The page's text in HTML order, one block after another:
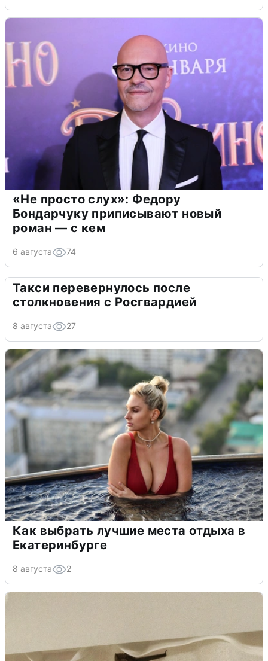
«Не просто слух»: Федору
Бондарчуку приписывают новый
роман — с кем
6 августа 74
Такси перевернулось после
столкновения с Росгвардией
8 августа 27
Как выбрать лучшие места отдыха в
Екатеринбурге
8 августа 2